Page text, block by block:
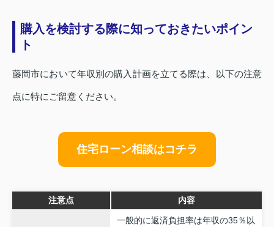
購入を検討する際に知っておきたいポイン
ト
藤岡市において年収別の購入計画を立てる際は、以下の注意
点に特にご留意ください。
住宅ローン相談はコチラ
注意点 内容
一般的に返済負担率は年収の35％以